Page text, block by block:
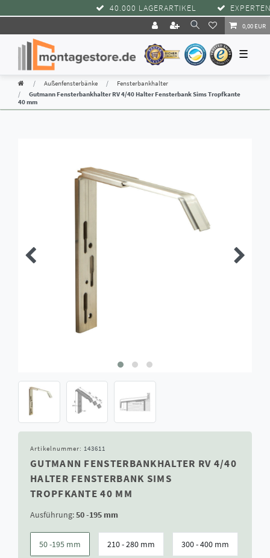
40.000 LAGERARTIKEL
0,00 EUR
☰
Außenfensterbänke
Fensterbankhalter
Gutmann Fensterbankhalter RV 4/40 Halter Fensterbank Sims Tropfkante
40 mm
Artikelnummer: 143611
GUTMANN FENSTERBANKHALTER RV 4/40
HALTER FENSTERBANK SIMS
TROPFKANTE 40 MM
Ausführung:50 -195 mm
50 -195 mm 210 - 280 mm 300 - 400 mm